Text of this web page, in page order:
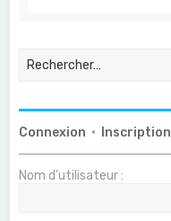
Connexion • Inscription
Nom d’utilisateur :